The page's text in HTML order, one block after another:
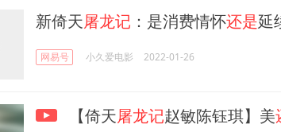
新倚天屠龙记 ：是消费情怀还是延
网易号 小久爱电影 2022-01-26
【倚天屠龙记赵敏陈钰琪】美